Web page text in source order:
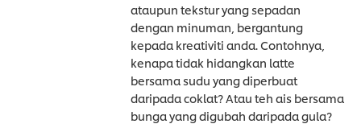
ataupun tekstur yang sepadan
dengan minuman, bergantung
kepada kreativiti anda. Contohnya,
kenapa tidak hidangkan latte
bersama sudu yang diperbuat
daripada coklat? Atau teh ais bersama
bunga yang digubah daripada gula?